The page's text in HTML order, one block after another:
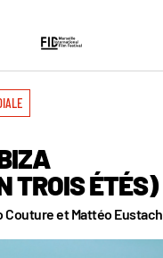
TROIS ÉTÉS)
Couture et Mattéo